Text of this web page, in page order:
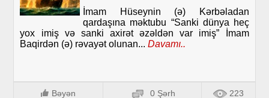
İmam Hüseynin (ə) Kərbəladan
qardaşına məktubu “Sanki dünya heç
yox imiş və sanki axirət əzəldən var imiş” İmam
Baqirdən (ə) rəvayət olunan... Davamı..
Bəyən 0 Şərh 223